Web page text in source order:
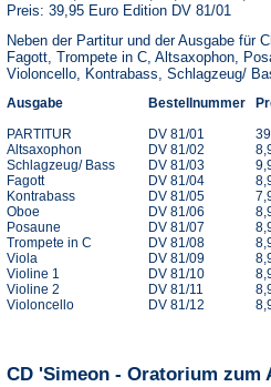
Preis: 39,95 Euro Edition DV 81/01
Neben der Partitur und der Ausgabe für
Fagott, Trompete in C, Altsaxophon,
Violoncello, Kontrabass, Schlagzeug/
Ausgabe
PARTITUR
Altsaxophon
Schlagzeug/ Bass
Fagott
Kontrabass
Oboe
Posaune
Trompete in C
Viola
Violine 1
Violine 2
Violoncello
Bestellnummer
DV 81/01
DV 81/02
DV 81/03
DV 81/04
DV 81/05
DV 81/06
DV 81/07
DV 81/08
DV 81/09
DV 81/10
DV 81/11
DV 81/12
CD 'Simeon - Oratorium zum